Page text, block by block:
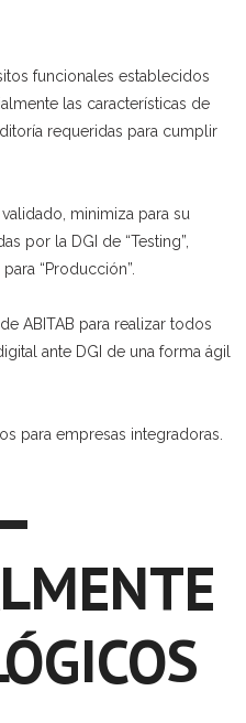
funcionales establecidos
las características de
requeridas para cumplir
minimiza para su
por la DGI de “Testing”,
“Producción”.
ABITAB para realizar todos
ante DGI de una forma ágil
para empresas integradoras.